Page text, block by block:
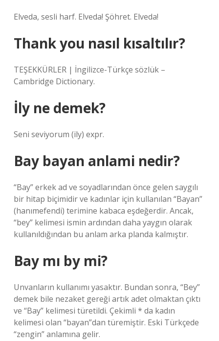
Elveda, sesli harf. Elveda! Şöhret. Elveda!
Thank you nasıl kısaltılır?
TEŞEKKÜRLER | İngilizce-Türkçe sözlük –
Cambridge Dictionary.
İly ne demek?
Seni seviyorum (ily) expr.
Bay bayan anlami nedir?
“Bay” erkek ad ve soyadlarından önce gelen saygılı
bir hitap biçimidir ve kadınlar için kullanılan “Bayan”
(hanımefendi) terimine kabaca eşdeğerdir. Ancak,
“bey” kelimesi ismin ardından daha yaygın olarak
kullanıldığından bu anlam arka planda kalmıştır.
Bay mı by mi?
Unvanların kullanımı yasaktır. Bundan sonra, “Bey”
demek bile nezaket gereği artık adet olmaktan çıktı
ve “Bay” kelimesi türetildi. Çekimli * da kadın
kelimesi olan “bayan”dan türemiştir. Eski Türkçede
“zengin” anlamına gelir.